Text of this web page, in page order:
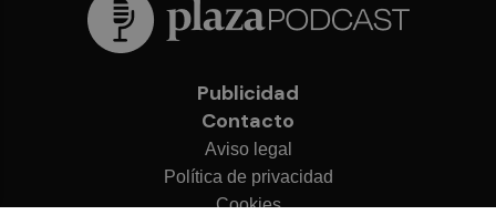
Publicidad
Contacto
Aviso legal
Política de privacidad
Cookies